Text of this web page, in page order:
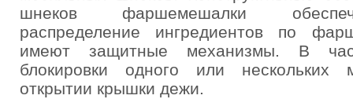
шнеков фаршемешалки
распределение ингредиентов по
имеют защитные механизмы. В
блокировки одного или
открытии крышки дежи.